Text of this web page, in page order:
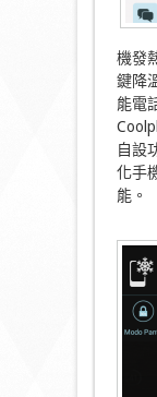
機發
鍵降
能電
自設
化手
能。